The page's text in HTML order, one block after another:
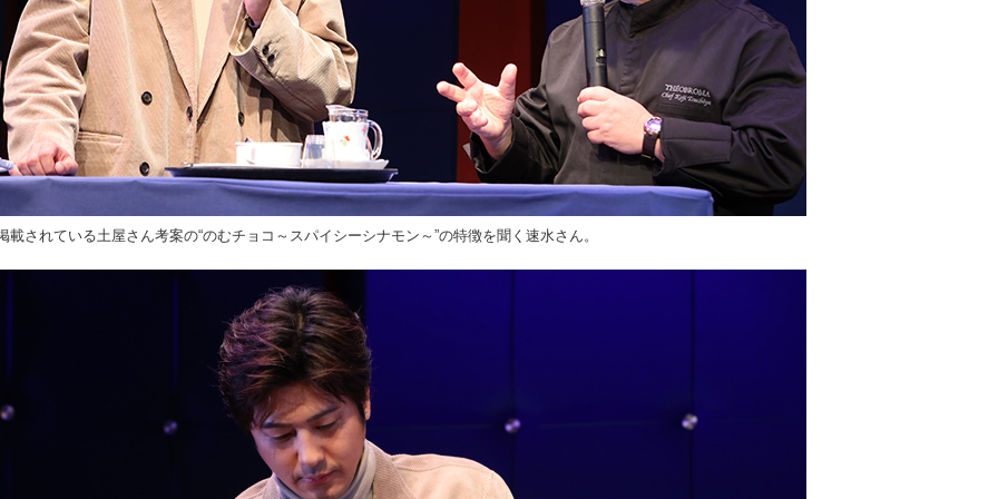
載されている土屋さん考案の“のむチョコ～スパイシーシナモン～”の特徴を聞く速水さん。